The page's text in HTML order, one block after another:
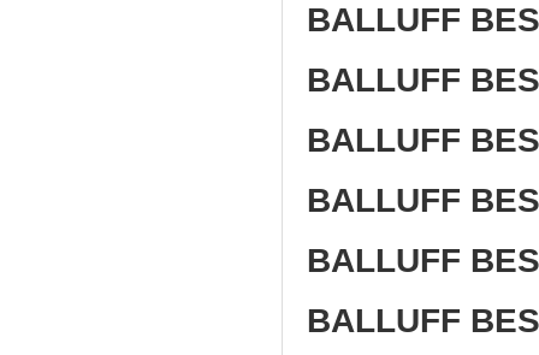
BALLUFF
BALLUFF
BALLUFF
BALLUFF
BALLUFF
BALLUFF